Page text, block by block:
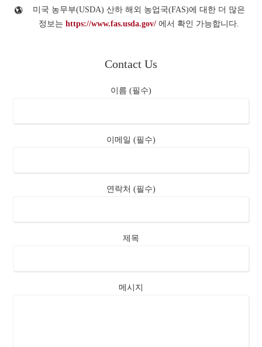
미국 농무부(USDA) 산하 해외 농업국(FAS)에 대한 더 많은
정보는 https://www.fas.usda.gov/ 에서 확인 가능합니다.
Contact Us
이름 (필수)
이메일 (필수)
연락처 (필수)
제목
메시지